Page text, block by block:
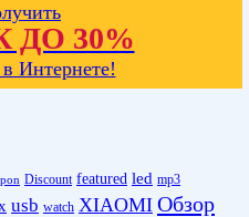
30%
Интернете!
Discount featured led mp3
usb watch XIAOMI Обзор